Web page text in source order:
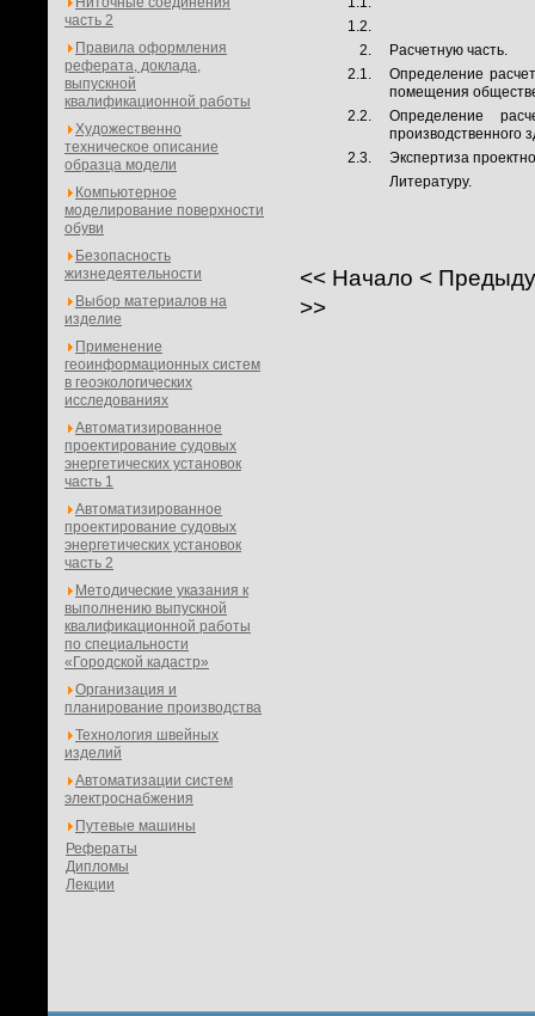
часть 2
Правила оформления
реферата, доклада,
выпускной
квалификационной работы
Художественно
техническое описание
образца модели
Компьютерное
моделирование поверхности
обуви
Безопасность
жизнедеятельности
Выбор материалов на
изделие
Применение
геоинформационных систем
в геоэкологических
исследованиях
Автоматизированное
проектирование судовых
энергетических установок
часть 1
Автоматизированное
проектирование судовых
энергетических установок
часть 2
Методические указания к
выполнению выпускной
квалификационной работы
по специальности
«Городской кадастр»
Организация и
планирование производства
Технология швейных
изделий
Автоматизации систем
электроснабжения
Путевые машины
Рефераты
Дипломы
Лекции
1.2.
2.
Расчетную часть.
2.1.
Определение
помещения
2.2.
Определение
производственного
2.3.
Экспертиза
Литературу.
<< Начало <
>>